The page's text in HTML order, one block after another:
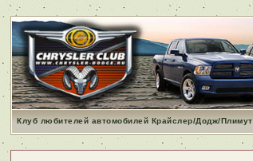
Клуб любителей автомобилей Крайслер/Додж/Плимут